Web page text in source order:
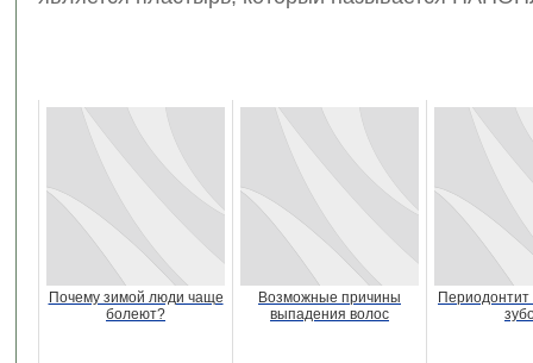
Почему зимой люди чаще
болеют?
Возможные причины
выпадения волос